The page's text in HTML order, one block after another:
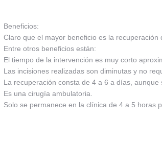
Beneficios:
Claro que el mayor beneficio es la recuperación
Entre otros beneficios están:
El tiempo de la intervención es muy corto
Las incisiones realizadas son diminutas y no
La recuperación consta de 4 a 6 a días,
Es una cirugía ambulatoria.
Solo se permanece en la clínica de 4 a 5 horas